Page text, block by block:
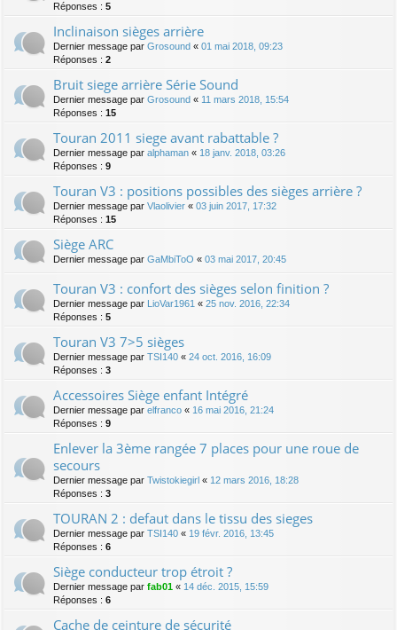
Réponses : 5
Inclinaison sièges arrière
Dernier message par Grosound « 01 mai 2018, 09:23
Réponses : 2
Bruit siege arrière Série Sound
Dernier message par Grosound « 11 mars 2018, 15:54
Réponses : 15
Touran 2011 siege avant rabattable ?
Dernier message par alphaman « 18 janv. 2018, 03:26
Réponses : 9
Touran V3 : positions possibles des sièges arrière ?
Dernier message par Vlaolivier « 03 juin 2017, 17:32
Réponses : 15
Siège ARC
Dernier message par GaMbiToO « 03 mai 2017, 20:45
Touran V3 : confort des sièges selon finition ?
Dernier message par LioVar1961 « 25 nov. 2016, 22:34
Réponses : 5
Touran V3 7>5 sièges
Dernier message par TSI140 « 24 oct. 2016, 16:09
Réponses : 3
Accessoires Siège enfant Intégré
Dernier message par elfranco « 16 mai 2016, 21:24
Réponses : 9
Enlever la 3ème rangée 7 places pour une roue de
secours
Dernier message par Twistokiegirl « 12 mars 2016, 18:28
Réponses : 3
TOURAN 2 : defaut dans le tissu des sieges
Dernier message par TSI140 « 19 févr. 2016, 13:45
Réponses : 6
Siège conducteur trop étroit ?
Dernier message par fab01 « 14 déc. 2015, 15:59
Réponses : 6
Cache de ceinture de sécurité